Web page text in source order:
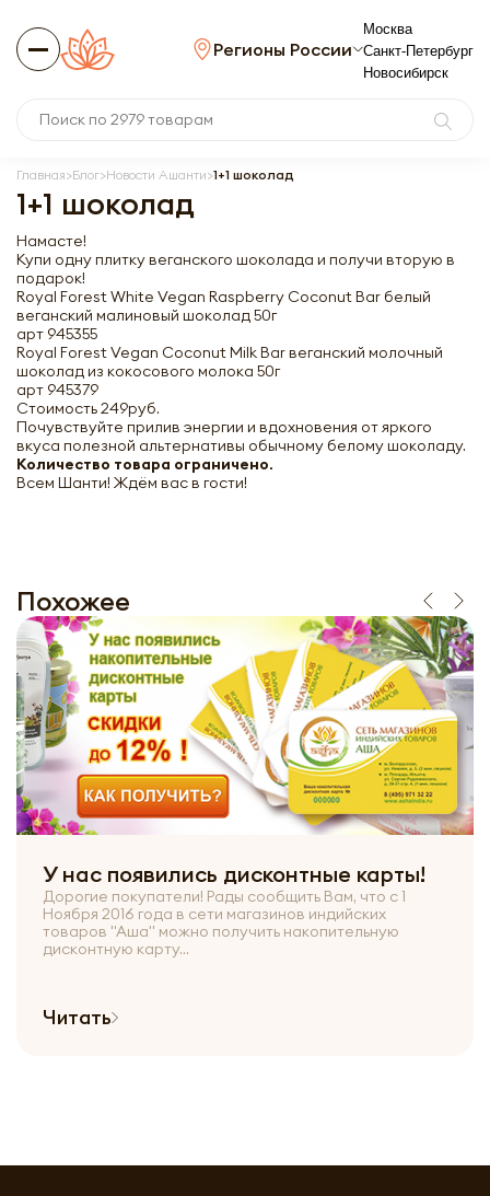
Регионы России
Москва
Санкт-Петербург
Новосибирск
Главная Блог Новости Ашанти 1+1 шоколад
1+1 шоколад
Намасте!
Купи одну плитку веганского шоколада и получи вторую в
подарок!
Royal Forest White Vegan Raspberry Coconut Bar белый
веганский малиновый шоколад 50г
арт 945355
Royal Forest Vegan Coconut Milk Bar веганский молочный
шоколад из кокосового молока 50г
арт 945379
Стоимость 249руб.
Почувствуйте прилив энергии и вдохновения от яркого
вкуса полезной альтернативы обычному белому шоколаду.
Количество товара ограничено.
Всем Шанти! Ждём вас в гости!
Похожее
У нас появились дисконтные карты!
Дорогие покупатели! Рады сообщить Вам, что с 1
Ноября 2016 года в сети магазинов индийских
товаров "Аша" можно получить накопительную
дисконтную карту...
Читать